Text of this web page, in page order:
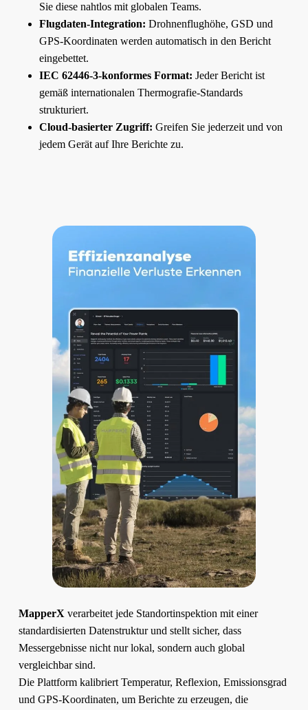
Sie diese nahtlos mit globalen Teams.
Flugdaten-Integration: Drohnenflughöhe, GSD und
GPS-Koordinaten werden automatisch in den Bericht
eingebettet.
IEC 62446-3-konformes Format: Jeder Bericht ist
gemäß internationalen Thermografie-Standards
strukturiert.
Cloud-basierter Zugriff: Greifen Sie jederzeit und von
jedem Gerät auf Ihre Berichte zu.
MapperX verarbeitet jede Standortinspektion mit einer
standardisierten Datenstruktur und stellt sicher, dass
Messergebnisse nicht nur lokal, sondern auch global
vergleichbar sind.
Die Plattform kalibriert Temperatur, Reflexion, Emissionsgrad
und GPS-Koordinaten, um Berichte zu erzeugen, die